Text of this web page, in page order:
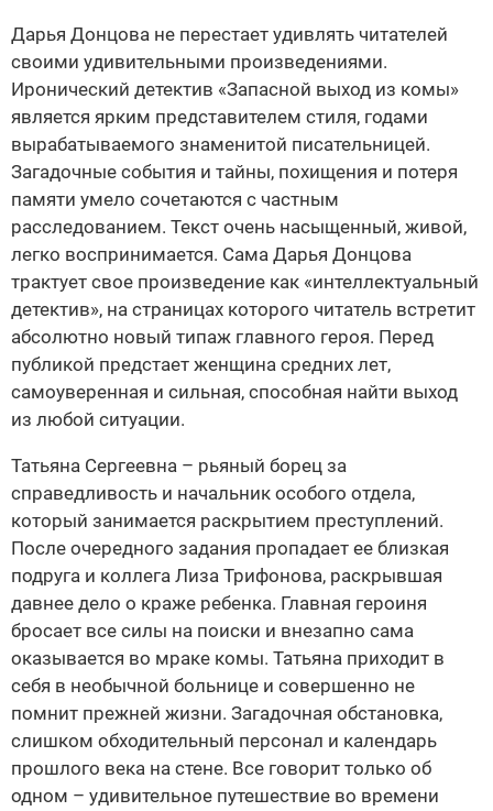
Дарья Донцова не перестает удивлять читателей
своими удивительными произведениями.
Иронический детектив «Запасной выход из комы»
является ярким представителем стиля, годами
вырабатываемого знаменитой писательницей.
Загадочные события и тайны, похищения и потеря
памяти умело сочетаются с частным
расследованием. Текст очень насыщенный, живой,
легко воспринимается. Сама Дарья Донцова
трактует свое произведение как «интеллектуальный
детектив», на страницах которого читатель встретит
абсолютно новый типаж главного героя. Перед
публикой предстает женщина средних лет,
самоуверенная и сильная, способная найти выход
из любой ситуации.
Татьяна Сергеевна – рьяный борец за
справедливость и начальник особого отдела,
который занимается раскрытием преступлений.
После очередного задания пропадает ее близкая
подруга и коллега Лиза Трифонова, раскрывшая
давнее дело о краже ребенка. Главная героиня
бросает все силы на поиски и внезапно сама
оказывается во мраке комы. Татьяна приходит в
себя в необычной больнице и совершенно не
помнит прежней жизни. Загадочная обстановка,
слишком обходительный персонал и календарь
прошлого века на стене. Все говорит только об
одном – удивительное путешествие во времени